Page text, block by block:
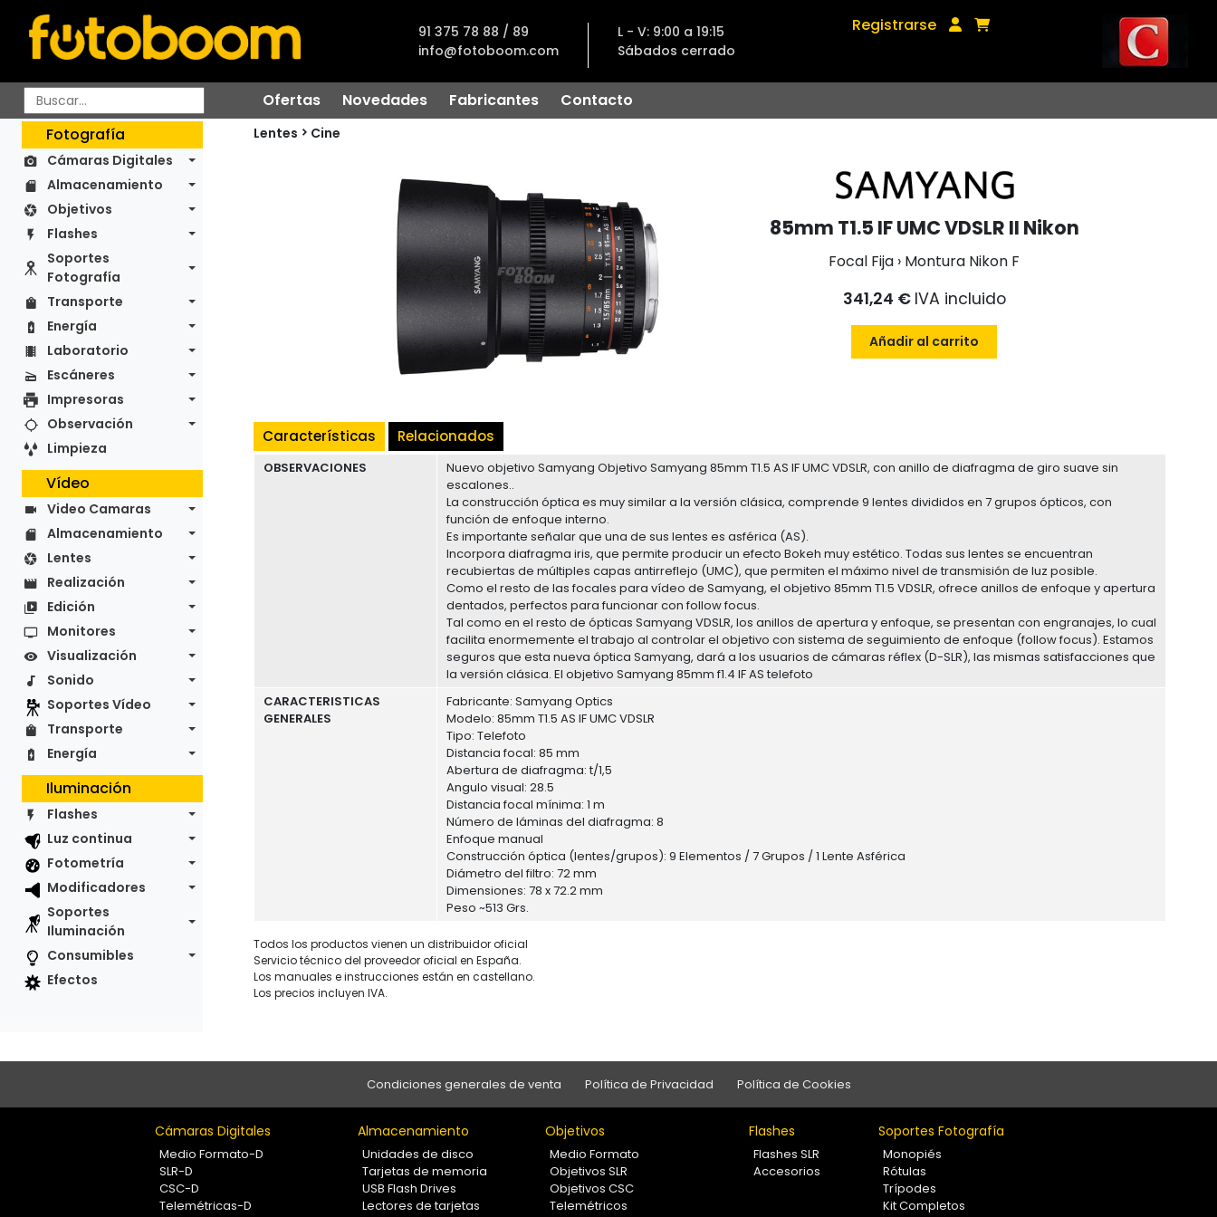
91 375 78 88 / 89
info@fotoboom.com
L - V: 9:00 a 19:15
Sábados cerrado
Registrarse
Ofertas Novedades Fabricantes
Contacto
Fotografía
Cámaras Digitales
Almacenamiento
Objetivos
Flashes
Soportes
Fotografía
Transporte
Energía
Laboratorio
Escáneres
Impresoras
Observación
Limpieza
Vídeo
Video Camaras
Almacenamiento
Lentes
Realización
Edición
Monitores
Visualización
Sonido
Soportes Vídeo
Transporte
Energía
Iluminación
Flashes
Luz continua
Fotometría
Modificadores
Soportes
Iluminación
Consumibles
Efectos
Lentes Cine
85mm T1.5 IF UMC VDSLR II Nikon
Focal Fija › Montura Nikon F
341,24 € IVA incluido
Añadir al carrito
Características Relacionados
OBSERVACIONES
Nuevo objetivo Samyang Objetivo Samyang 85mm T1.5 AS IF UMC VDSLR, con anillo de diafragma de giro suave sin
escalones..
La construcción óptica es muy similar a la versión clásica, comprende 9 lentes divididos en 7 grupos ópticos, con
función de enfoque interno.
Es importante señalar que una de sus lentes es asférica (AS).
Incorpora diafragma iris, que permite producir un efecto Bokeh muy estético. Todas sus lentes se encuentran
recubiertas de múltiples capas antirreflejo (UMC), que permiten el máximo nivel de transmisión de luz posible.
Como el resto de las focales para vídeo de Samyang, el objetivo 85mm T1.5 VDSLR, ofrece anillos de enfoque y apertura
dentados, perfectos para funcionar con follow focus.
Tal como en el resto de ópticas Samyang VDSLR, los anillos de apertura y enfoque, se presentan con engranajes, lo cual
facilita enormemente el trabajo al controlar el objetivo con sistema de seguimiento de enfoque (follow focus). Estamos
seguros que esta nueva óptica Samyang, dará a los usuarios de cámaras réflex (D-SLR), las mismas satisfacciones que
la versión clásica. El objetivo Samyang 85mm f1.4 IF AS telefoto
CARACTERISTICAS
GENERALES
Fabricante: Samyang Optics
Modelo: 85mm T1.5 AS IF UMC VDSLR
Tipo: Telefoto
Distancia focal: 85 mm
Abertura de diafragma: t/1,5
Angulo visual: 28.5
Distancia focal mínima: 1 m
Número de láminas del diafragma: 8
Enfoque manual
Construcción óptica (lentes/grupos): 9 Elementos / 7 Grupos / 1 Lente Asférica
Diámetro del filtro: 72 mm
Dimensiones: 78 x 72.2 mm
Peso ~513 Grs.
Todos los productos vienen un distribuidor oficial
Servicio técnico del proveedor oficial en España.
Los manuales e instrucciones están en castellano.
Los precios incluyen IVA.
Condiciones generales de venta Política de Privacidad Política de Cookies
Cámaras Digitales
Medio Formato-D
SLR-D
CSC-D
Telemétricas-D
Almacenamiento
Unidades de disco
Tarjetas de memoria
USB Flash Drives
Lectores de tarjetas
Objetivos
Medio Formato
Objetivos SLR
Objetivos CSC
Telemétricos
Flashes
Flashes SLR
Accesorios
Soportes Fotografía
Monopiés
Rótulas
Trípodes
Kit Completos